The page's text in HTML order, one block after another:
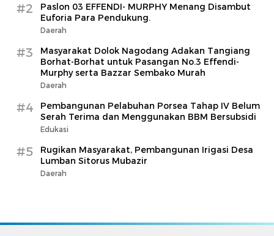
#2
Paslon 03 EFFENDI- MURPHY Menang Disambut
Euforia Para Pendukung.
Daerah
#3
Masyarakat Dolok Nagodang Adakan Tangiang
Borhat-Borhat untuk Pasangan No.3 Effendi-
Murphy serta Bazzar Sembako Murah
Daerah
#4
Pembangunan Pelabuhan Porsea Tahap IV Belum
Serah Terima dan Menggunakan BBM Bersubsidi
Edukasi
#5
Rugikan Masyarakat, Pembangunan Irigasi Desa
Lumban Sitorus Mubazir
Daerah